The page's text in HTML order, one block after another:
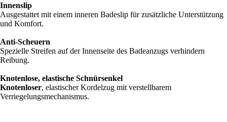
Innenslip
Ausgestattet mit einem inneren Badeslip für zusätzliche Unterstützung
und Komfort.
Anti-Scheuern
Spezielle Streifen auf der Innenseite des Badeanzugs verhindern
Reibung.
Knotenlose, elastische Schnürsenkel
Knotenloser, elastischer Kordelzug mit verstellbarem
Verriegelungsmechanismus.